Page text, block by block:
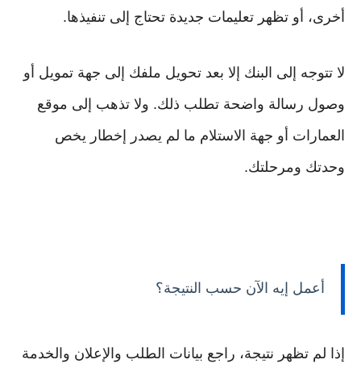
أخرى، أو تظهر تعليمات جديدة تحتاج إلى تنفيذها.
لا تتوجه إلى البنك إلا بعد تحويل ملفك إلى جهة تمويل أو
وصول رسالة واضحة تطلب ذلك. ولا تذهب إلى موقع
العمارات أو جهة الاستلام ما لم يصدر إخطار يخص
وحدتك ومرحلتك.
أعمل إيه الآن حسب النتيجة؟
إذا لم تظهر نتيجة، راجع بيانات الطلب والإعلان والخدمة